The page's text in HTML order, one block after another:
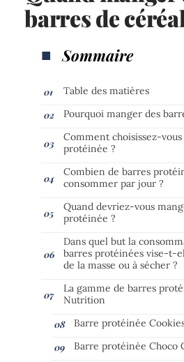
barres de
Sommaire
Table des matières
Pourquoi manger des
Comment choisissez-
protéinée ?
Combien de barres
consommer par jour ?
Quand devriez-vous
protéinée ?
Dans quel but la
barres protéinées vise-t-
de la masse ou à sécher ?
La gamme de barres
Nutrition
Barre protéinée
Barre protéinée Choco